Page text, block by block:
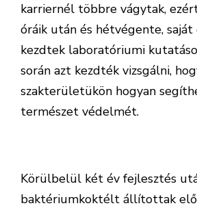
karriernél többre vágytak,
óráik után és hétvégente,
kezdtek laboratóriumi
során azt kezdték vizsgálni,
szakterületükön hogyan
természet védelmét.
Körülbelül két év fejlesztés
baktériumkoktélt állítottak